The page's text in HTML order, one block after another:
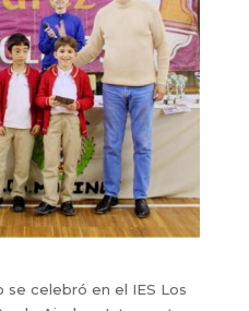
se celebró en el IES Los